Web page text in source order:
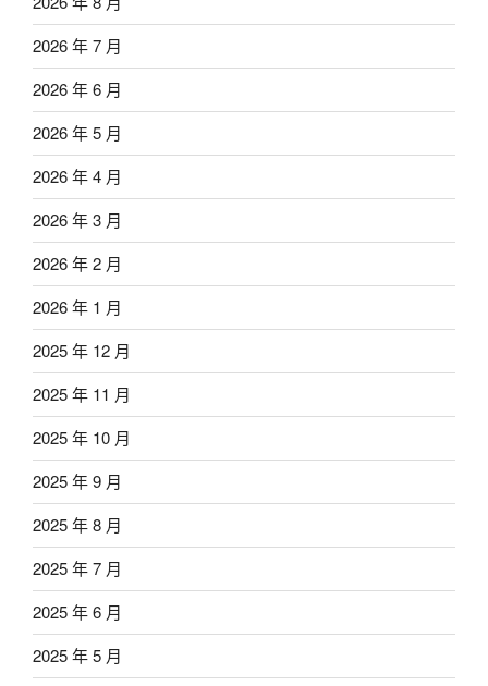
2026 年 7 月
2026 年 6 月
2026 年 5 月
2026 年 4 月
2026 年 3 月
2026 年 2 月
2026 年 1 月
2025 年 12 月
2025 年 11 月
2025 年 10 月
2025 年 9 月
2025 年 8 月
2025 年 7 月
2025 年 6 月
2025 年 5 月